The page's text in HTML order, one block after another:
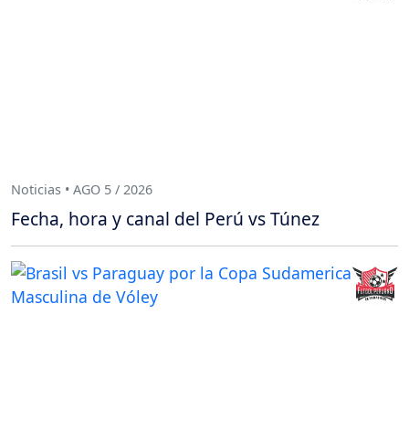
Noticias • AGO 5 / 2026
Fecha, hora y canal del Perú vs Túnez